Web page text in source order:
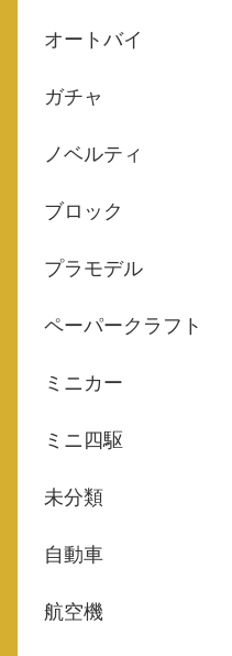
オートバイ
ガチャ
ノベルティ
ブロック
プラモデル
ペーパークラフト
ミニカー
ミニ四駆
未分類
自動車
航空機